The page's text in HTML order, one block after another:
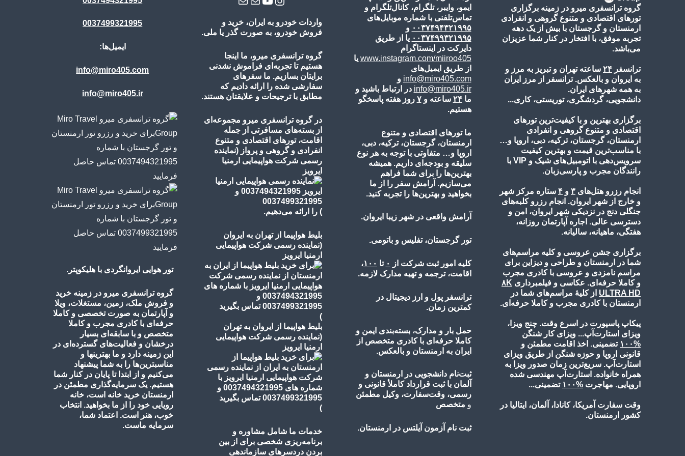
0037499321995
ایمیل‌ها:
info@miro405.com
info@miro405.ir
تور هوایی ایروانگردی با هلیکوپتر.
گروه ترانسفری میرو در زمینه خرید
و فروش ملک، زمین، مستغلات، ویلا
و آپارتمان به صورت تخصصی و کاملا
حرفه‌ای با کادری مجرب و کاملا
متخصص و با سابقه‌ای بسیار
درخشان و فعالیت‌های گسترده‌ای در
این زمینه دارد و ما بهترینها و
مناسبترین‌ها را به شما پیشنهاد
می‌کنیم و از ابتدا تا پایان در کنار شما
هستیم. یک سرمایه‌گذاری مطمئن در
ارمنستان خرید خانه است، خانه
رویایی خود را از ما بخواهید. انتخاب
خوب، هنر است. اعتماد شما،
سرمایه ماست.
واردات خودرو به ایران، خرید و
فروش خودرو، به صورت گذر یا ملی.
گروه ترانسفری میرو، ما اینجا
هستیم تا تجربه‌ای فراموش نشدنی
برایتان بسازیم. ما سفرهای
سفارشی شده را ارائه دادیم که
مطابق با ترجیحات و علایقتان هستند.
در گروه ترانسفری میرو مجموعه‌ای
از بسته‌های مسافرتی از جمله
اقامت، تورهای اقتصادی و متنوع
انفرادی و گروهی و پرواز (نماینده
رسمی شرکت هواپیمایی ارمنیا
ایرویز
) را ارائه می‌دهیم.
بلیط هواپیما از تهران به ایروان
(نماینده رسمی شرکت هواپیمایی
ارمنیا ایرویز
)
بلیط هواپیما از ایروان به تهران
(نماینده رسمی شرکت هواپیمایی
ارمنیا ایرویز
)
خدمات ما شامل مشاوره و
برنامه‌ریزی شخصی برای از بین
بردن دردسرهای سازماندهی
ایمو، وایبر، تلگرام، کانال‌تلگرام و
تماس‌تلفنی با شماره موبایل‌های
۰۰۳۷۴۹۴۳۲۱۹۹۵ و
۰۰۳۷۴۹۹۳۲۱۹۹۵ یا از طریق
دایرکت در اینستاگرام
www.instagram.com/miiroo405 یا
از طریق ایمیل‌های
info@miro405.com و
info@miro405.ir در ارتباط باشید و
ما۲۴ ساعته و۷ روز هفته پاسخگو
هستیم.
ما تورهای اقتصادی و متنوع
ارمنستان، گرجستان، ترکیه، دبی،
اروپا و… متفاوتی با توجه به هر نوع
سلیقه و بودجه‌ای داریم. همیشه
بهترین‌ها را برای شما فراهم
می‌سازیم. آرامش سفر را از ما
بخواهید و بهترین‌ها را تجربه کنید.
آرامش واقعی در شهر زیبا ایروان.
تور گرجستان، تفلیس و باتومی.
کلیه امور ثبت شرکت از ۰ تا ۱۰۰،
اقامت، ترجمه و تهیه مدارک لازمه.
ترانسفر پول و ارز دیجیتال در
کمترین زمان.
حمل بار و مدارک، بسته‌بندی ایمن و
کاملا حرفه‌ای با کادری متخصص از
ایران به ارمنستان و بالعکس.
ثبت‌نام دانشجویی در ارمنستان و
آلمان با ثبت قرارداد کاملأ قانونی و
رسمی، وقت‌سفارت، وکیل مطمئن
و متخصص
ثبت نام آزمون آیلتس در ارمنستان.
گروه ترانسفری میرو در زمینه برگزاری
تورهای اقتصادی و متنوع گروهی و انفرادی
ارمنستان و گرجستان با بیش از یک دهه
تجربه موفق، با افتخار در کنار شما عزیزان
می‌باشد.
ترانسفر ۲۴ ساعته تهران و تبریز به مرز و
به ایروان و بالعکس. ترانسفر از مرز ایران
به همه شهرهای ایران.
دانشجویی، گردشگری، توریستی، کاری...
برگزاری بهترین و با کیفیت‌ترین تورهای
اقتصادی و متنوع گروهی و انفرادی
ارمنستان، گرجستان، ترکیه، دبی، اروپا و…
با مناسب‌ترین قیمت و بهترین کیفیت
سرویس‌دهی با اتومبیل‌های شیک و VIP با
رانندگان مجرب و پارسی‌زبان.
انجام رزرو هتل‌های ۳ و ۴ ستاره مرکز شهر
و خارج از شهر ایروان. انجام رزرو کلبه‌های
جنگلی دنج در نزدیکی شهر ایروان، امن و
دسترسی عالی. اجاره آپارتمان روزانه،
هفتگی، ماهیانه، سالیانه.
برگزاری جشن عروسی و کلیه مراسم‌های
شما در ارمنستان و طراحی و دیزاین برای
مراسم نامزدی و عروسی با کادری مجرب
و کاملا حرفه‌ای. عکاسی و فیلمبرداری ۸K
ULTRA HD از کلیۀ مراسم‌های شما در
ارمنستان با کادری مجرب و کاملا حرفه‌ای.
پیکاپ پاسپورت در اسرع وقت. چنج ویزا،
ویزای استارت‌آپ... ویزای کار شنگن
%۱۰۰
تضمینی. اخذ اقامت مطمئن و
قانونی اروپا و حوزه شنگن از طریق ویزای
استارت‌آپ. سریع‌ترین زمان صدور ویزا به
همراه خانواده. استارت‌آپ مهندسی شده
اروپایی. مهاجرت %۱۰۰ تضمینی...
وقت سفارت آمریکا، کانادا، آلمان، ایتالیا در
کشور ارمنستان.